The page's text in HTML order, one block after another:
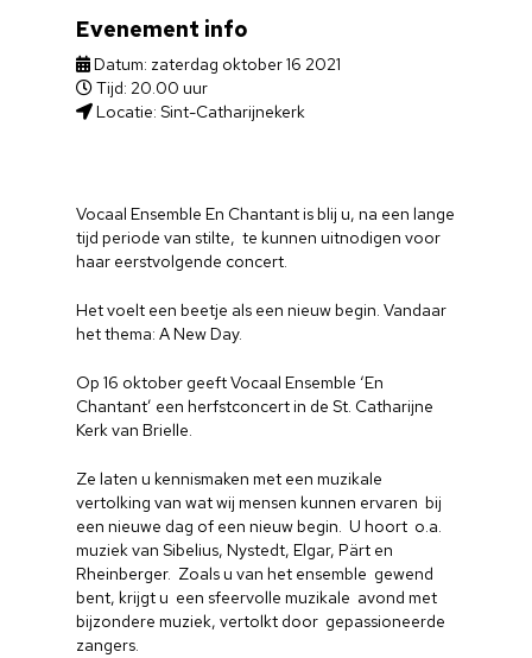
Vocaal Ensemble En Chantant is blij u, na een lange
tijd periode van stilte, te kunnen uitnodigen voor
haar eerstvolgende concert.
Het voelt een beetje als een nieuw begin. Vandaar
het thema: A New Day.
Op 16 oktober geeft Vocaal Ensemble ‘En
Chantant’ een herfstconcert in de St. Catharijne
Kerk van Brielle.
Ze laten u kennismaken met een muzikale
vertolking van wat wij mensen kunnen ervaren bij
een nieuwe dag of een nieuw begin. U hoort o.a.
muziek van Sibelius, Nystedt, Elgar, Pärt en
Rheinberger. Zoals u van het ensemble gewend
bent, krijgt u een sfeervolle muzikale avond met
bijzondere muziek, vertolkt door gepassioneerde
zangers.
Evenement info
Datum: zaterdag oktober 16 2021
Tijd: 20.00 uur
Locatie: Sint-Catharijnekerk